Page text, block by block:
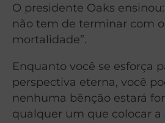
O presidente Oaks
não tem de terminar com
mortalidade”.
Enquanto você se esforça
perspectiva eterna, você
nenhuma bênção estará
qualquer um que colocar a